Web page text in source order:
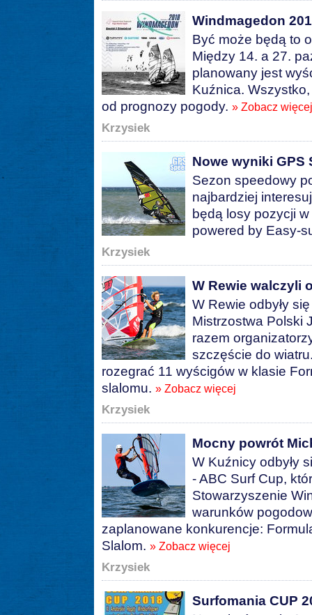
Windmagedon
Być może będą to
Między 14. a 27.
planowany jest
Kuźnica.
od prognozy pogody. » Zobacz więcej
Krzysiek
Nowe wyniki GPS
Sezon speedowy
najbardziej
będą losy pozycji
powered by Easy-
Krzysiek
W Rewie walczyli
W Rewie odbyły
Mistrzostwa Polski
razem
szczęście do
rozegrać 11 wyścigów w klasie
slalomu. » Zobacz więcej
Krzysiek
Mocny powrót
W Kuźnicy odbyły
- ABC Surf Cup,
Stowarzyszenie
warunków
zaplanowane konkurencje:
Slalom. » Zobacz więcej
Krzysiek
Surfomania CUP